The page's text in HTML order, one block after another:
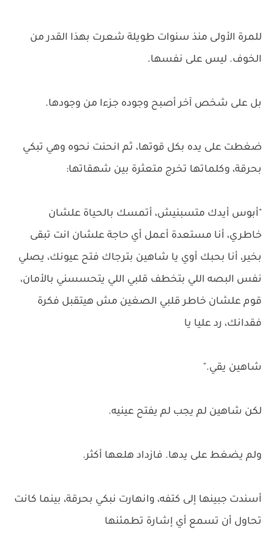
للمرة الأولى منذ سنوات طويلة شعرت بهذا القدر من
الخوف. ليس على نفسها.
بل على شخص آخر أصبح وجوده جزءا من وجودها.
ضغطت على يده بكل قوتها، ثم انحنت نحوه وهي تبكي
بحرقة، وكلماتها تخرج متعثرة بين شهقاتها:
"أبوس أيدك متسبنيش، أتمسك بالحياة علشان
خاطري، أنا مستعدة أعمل أي حاجة علشان انت تبقى
بخير، أنا بحبك أوي يا شاهين بترجاك فتح عيونك، يصلي
نفس البصه اللي بتخطف قلبي اللي يتحسسني بالأمان،
قوم علشان خاطر قلبي الصغين مش هيتقبل فكرة
فقدانك، رد عليا يا
شاهين يقي."
لكن شاهين لم يجب لم يفتح عينيه.
ولم يضغط على يدها. فازداد هلعها أكثر.
أسندت جبينها إلى كتفه، وانهارت نبكي بحرقة، بينما كانت
تحاول أن تسمع أي إشارة تطمئنها